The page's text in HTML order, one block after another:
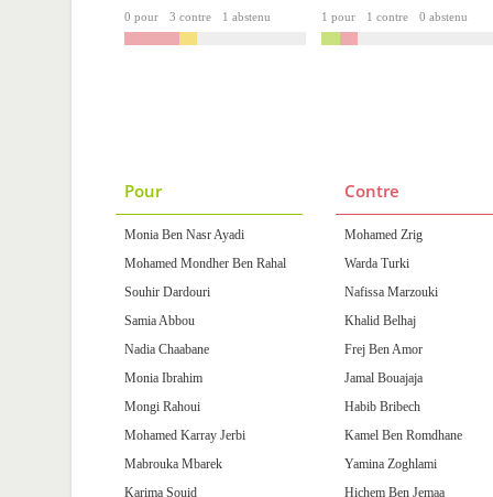
0 pour 3 contre 1 abstenu 1 pour 1 contre 0 abstenu
Pour
Monia Ben Nasr Ayadi
Mohamed Mondher Ben Rahal
Souhir Dardouri
Samia Abbou
Nadia Chaabane
Monia Ibrahim
Mongi Rahoui
Mohamed Karray Jerbi
Mabrouka Mbarek
Karima Souid
Contre
Mohamed Zrig
Warda Turki
Nafissa Marzouki
Khalid Belhaj
Frej Ben Amor
Jamal Bouajaja
Habib Bribech
Kamel Ben Romdhane
Yamina Zoghlami
Hichem Ben Jemaa